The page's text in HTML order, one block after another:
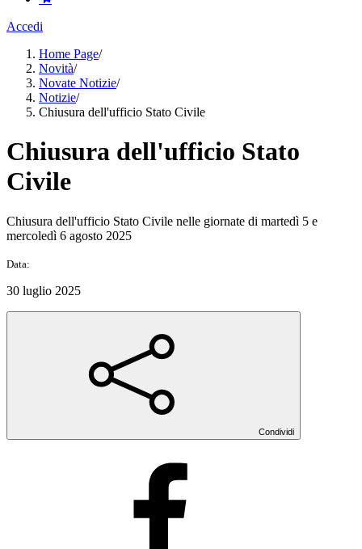
Accedi
Home Page/
Novità/
Novate Notizie/
Notizie/
Chiusura dell'ufficio Stato Civile
Chiusura dell'ufficio Stato
Civile
Chiusura dell'ufficio Stato Civile nelle giornate di martedì 5 e
mercoledì 6 agosto 2025
Data:
30 luglio 2025
Condividi